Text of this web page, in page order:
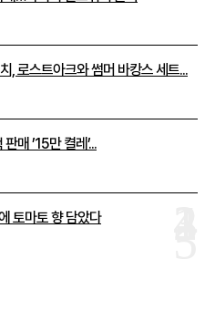
, 로스트아크와 썸머 바캉스 세트...
매 ’15만 켤레’...
토마토 향 담았다